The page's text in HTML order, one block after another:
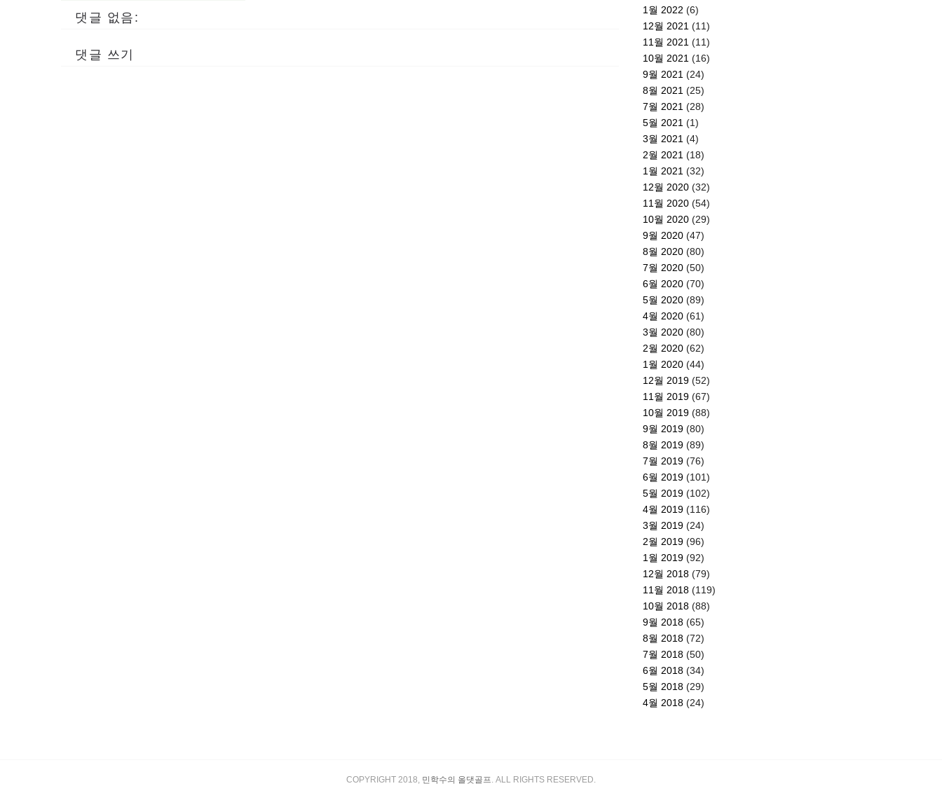
댓글 없음:
댓글 쓰기
1월 2022 (6)
12월 2021 (11)
11월 2021 (11)
10월 2021 (16)
9월 2021 (24)
8월 2021 (25)
7월 2021 (28)
5월 2021 (1)
3월 2021 (4)
2월 2021 (18)
1월 2021 (32)
12월 2020 (32)
11월 2020 (54)
10월 2020 (29)
9월 2020 (47)
8월 2020 (80)
7월 2020 (50)
6월 2020 (70)
5월 2020 (89)
4월 2020 (61)
3월 2020 (80)
2월 2020 (62)
1월 2020 (44)
12월 2019 (52)
11월 2019 (67)
10월 2019 (88)
9월 2019 (80)
8월 2019 (89)
7월 2019 (76)
6월 2019 (101)
5월 2019 (102)
4월 2019 (116)
3월 2019 (24)
2월 2019 (96)
1월 2019 (92)
12월 2018 (79)
11월 2018 (119)
10월 2018 (88)
9월 2018 (65)
8월 2018 (72)
7월 2018 (50)
6월 2018 (34)
5월 2018 (29)
4월 2018 (24)
COPYRIGHT 2018, 민학수의 올댓골프. ALL RIGHTS RESERVED.